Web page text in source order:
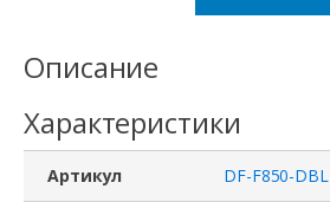
F850-
DBL,
Hitachi
Описание
Характеристики
Артикул DF-F850-DBL